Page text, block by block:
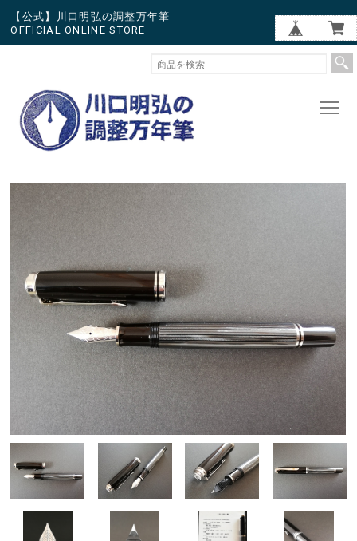
【公式】川口明弘の調整万年筆
OFFICIAL ONLINE STORE